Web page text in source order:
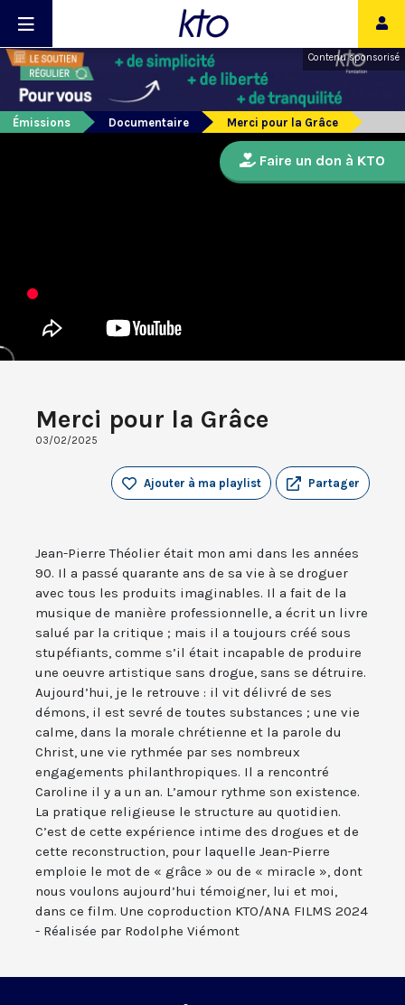
Contenu sponsorisé
Émissions Documentaire Merci pour la Grâce
Merci pour la Grâce
03/02/2025
Partager
Ajouter à ma playlist
Jean-Pierre Théolier était mon ami dans les années
90. Il a passé quarante ans de sa vie à se droguer
avec tous les produits imaginables. Il a fait de la
musique de manière professionnelle, a écrit un livre
salué par la critique ; mais il a toujours créé sous
stupéfiants, comme s’il était incapable de produire
une oeuvre artistique sans drogue, sans se détruire.
Aujourd’hui, je le retrouve : il vit délivré de ses
démons, il est sevré de toutes substances ; une vie
calme, dans la morale chrétienne et la parole du
Christ, une vie rythmée par ses nombreux
engagements philanthropiques. Il a rencontré
Caroline il y a un an. L’amour rythme son existence.
La pratique religieuse le structure au quotidien.
C’est de cette expérience intime des drogues et de
cette reconstruction, pour laquelle Jean-Pierre
emploie le mot de « grâce » ou de « miracle », dont
nous voulons aujourd’hui témoigner, lui et moi,
dans ce film. Une coproduction KTO/ANA FILMS 2024
- Réalisée par Rodolphe Viémont
Faire un don à KTO